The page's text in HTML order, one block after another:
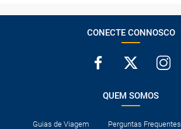
CONECTE CONNOSCO
QUEM SOMOS
Guias de Viagem Perguntas Frequentes